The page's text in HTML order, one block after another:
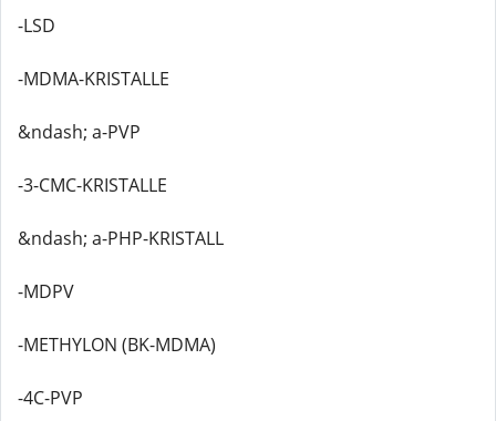
-LSD
-MDMA-KRISTALLE
&ndash; a-PVP
-3-CMC-KRISTALLE
&ndash; a-PHP-KRISTALL
-MDPV
-METHYLON (BK-MDMA)
-4C-PVP